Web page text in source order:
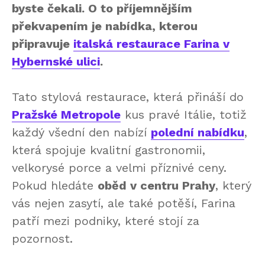
byste čekali. O to příjemnějším
překvapením je nabídka, kterou
připravuje italská restaurace Farina v
Hybernské ulici.
Tato stylová restaurace, která přináší do
Pražské Metropole kus pravé Itálie, totiž
každý všední den nabízí polední nabídku,
která spojuje kvalitní gastronomii,
velkorysé porce a velmi příznivé ceny.
Pokud hledáte oběd v centru Prahy, který
vás nejen zasytí, ale také potěší, Farina
patří mezi podniky, které stojí za
pozornost.